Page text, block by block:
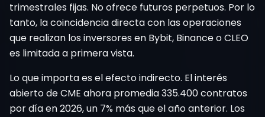
trimestrales fijas. No ofrece futuros perpetuos. Por lo
tanto, la coincidencia directa con las operaciones
que realizan los inversores en Bybit, Binance o CLEO
es limitada a primera vista.
Lo que importa es el efecto indirecto. El interés
abierto de CME ahora promedia 335.400 contratos
por día en 2026, un 7% más que el año anterior. Los